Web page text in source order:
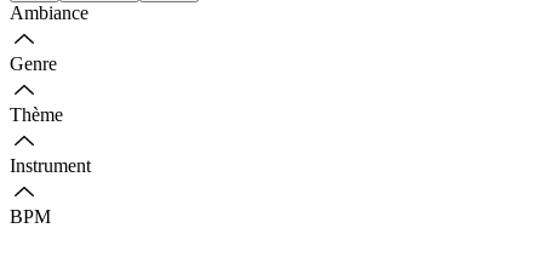
Ambiance
Genre
Thème
Instrument
BPM